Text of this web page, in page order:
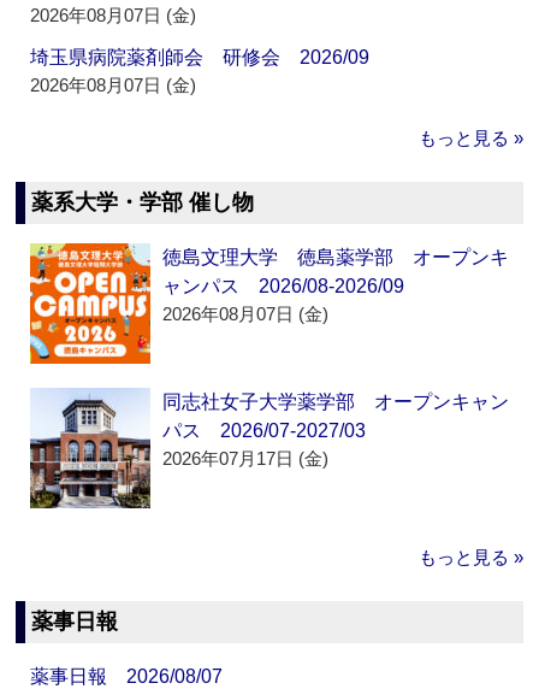
2026年08月07日 (金)
埼玉県病院薬剤師会 研修会 2026/09
2026年08月07日 (金)
もっと見る »
薬系大学・学部 催し物
徳島文理大学 徳島薬学部 オープンキ
ャンパス 2026/08-2026/09
2026年08月07日 (金)
同志社女子大学薬学部 オープンキャン
パス 2026/07-2027/03
2026年07月17日 (金)
もっと見る »
薬事日報
薬事日報 2026/08/07